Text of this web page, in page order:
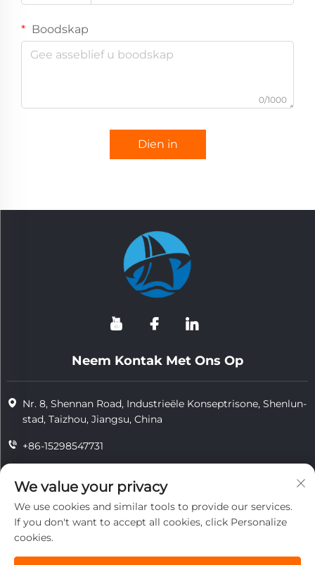
Boodskap
0/1000
Dien in
Neem Kontak Met Ons Op
Nr. 8, Shennan Road, Industrieële Konseptrisone, Shenlun-
stad, Taizhou, Jiangsu, China
+86-15298547731
[email protected]
We value your privacy
We use cookies and similar tools to provide our services.
If you don't want to accept all cookies, click Personalize
cookies.